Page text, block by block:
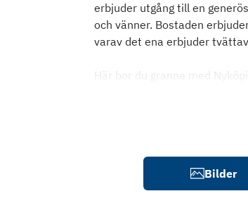
erbjuder utgång till en
och vänner. Bostaden
varav det ena erbjuder
Här bor du granne med
Bilder